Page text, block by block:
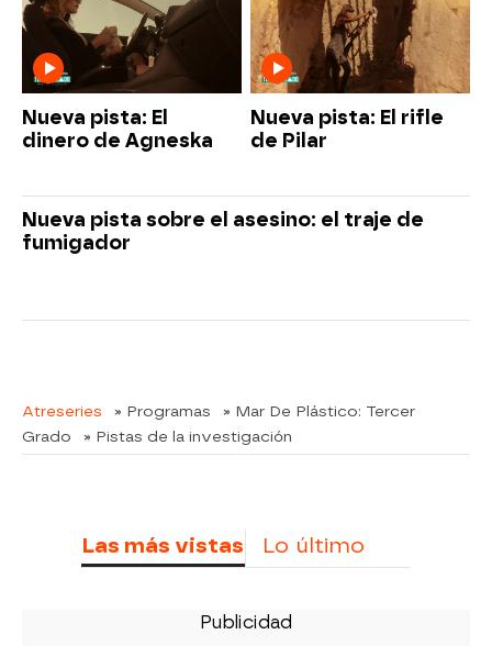
Nueva pista: El
dinero de Agneska
Nueva pista: El rifle
de Pilar
Nueva pista sobre el asesino: el traje de
fumigador
Atreseries » Programas
» Mar De Plástico: Tercer
Grado
» Pistas de la investigación
Las más vistas Lo último